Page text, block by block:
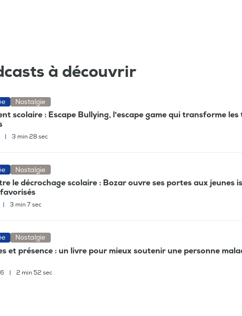
à découvrir
Nostalgie
scolaire : Escape Bullying, l'escape game qui transforme les
3 min 28 sec
Nostalgie
le décrochage scolaire : Bozar ouvre ses portes aux jeunes
3 min 7 sec
Nostalgie
et présence : un livre pour mieux soutenir une personne
2 min 52 sec